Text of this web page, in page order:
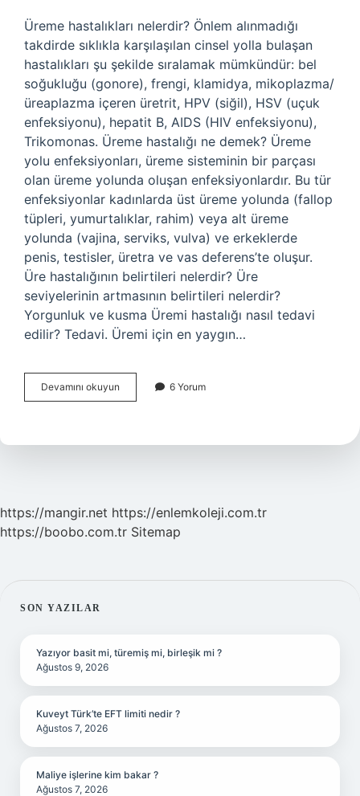
Üreme hastalıkları nelerdir? Önlem alınmadığı
takdirde sıklıkla karşılaşılan cinsel yolla bulaşan
hastalıkları şu şekilde sıralamak mümkündür: bel
soğukluğu (gonore), frengi, klamidya, mikoplazma/
üreaplazma içeren üretrit, HPV (siğil), HSV (uçuk
enfeksiyonu), hepatit B, AIDS (HIV enfeksiyonu),
Trikomonas. Üreme hastalığı ne demek? Üreme
yolu enfeksiyonları, üreme sisteminin bir parçası
olan üreme yolunda oluşan enfeksiyonlardır. Bu tür
enfeksiyonlar kadınlarda üst üreme yolunda (fallop
tüpleri, yumurtalıklar, rahim) veya alt üreme
yolunda (vajina, serviks, vulva) ve erkeklerde
penis, testisler, üretra ve vas deferens’te oluşur.
Üre hastalığının belirtileri nelerdir? Üre
seviyelerinin artmasının belirtileri nelerdir?
Yorgunluk ve kusma Üremi hastalığı nasıl tedavi
edilir? Tedavi. Üremi için en yaygın…
Devamını okuyun
Hastalığı
6 Yorum
https://mangir.net https://enlemkoleji.com.tr
https://boobo.com.tr Sitemap
SIDEBAR
SON YAZILAR
Yazıyor basit mi, türemiş mi, birleşik mi ?
Ağustos 9, 2026
Kuveyt Türk’te EFT limiti nedir ?
Ağustos 7, 2026
Maliye işlerine kim bakar ?
Ağustos 7, 2026